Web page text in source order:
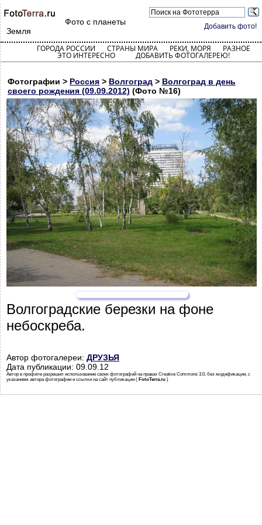
Добавить фото!
Фото с планеты
Земля
ГОРОДА РОССИИ СТРАНЫ МИРА РЕКИ, МОРЯ РАЗНОЕ
ЭТО ИНТЕРЕСНО ДОБАВИТЬ ФОТОГАЛЕРЕЮ!
Фотографии > Россия > Волгоград > Волгоград в день
своего рождения (09.09.2012) (Фото №16)
Волгоградские березки на фоне
небоскреба.
Автор фотогалереи: ДРУЗЬЯ
Дата публикации: 09.09.12
Автор в профиле разрешил использование своих фотографий на правах Creative Commons 3.0, без модификации, с
указанием автора фотографии и ссылки на сайт публикации ( FotoTerra.ru )